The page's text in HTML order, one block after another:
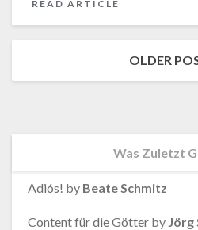
READ ARTICLE
MORE
OLDER
Was Zuletzt
Adiós! by Beate Schmitz
Content für die Götter by Jörg